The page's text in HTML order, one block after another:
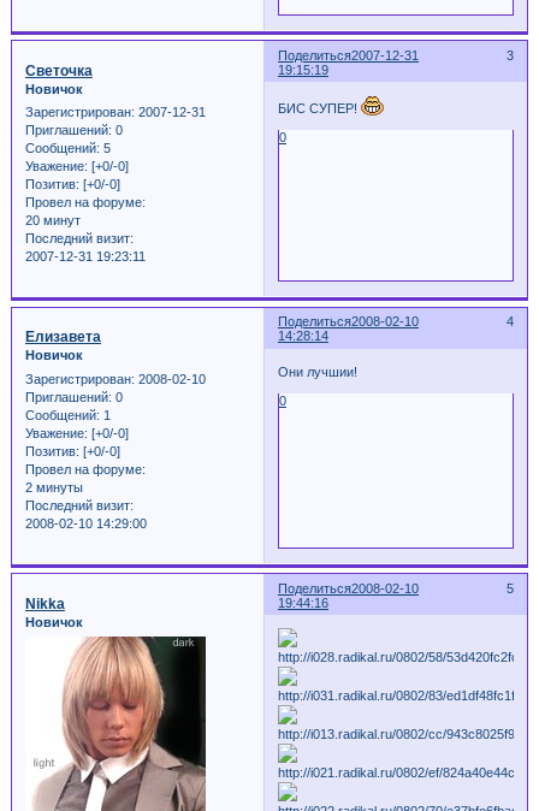
Поделиться 3
2007-12-31
19:15:19
Светочка
Новичок
Зарегистрирован: 2007-12-31
Приглашений: 0
Сообщений: 5
Уважение: [+0/-0]
Позитив: [+0/-0]
Провел на форуме:
20 минут
Последний визит:
2007-12-31 19:23:11
БИС СУПЕР!
0
Поделиться 4
2008-02-10
14:28:14
Елизавета
Новичок
Зарегистрирован: 2008-02-10
Приглашений: 0
Сообщений: 1
Уважение: [+0/-0]
Позитив: [+0/-0]
Провел на форуме:
2 минуты
Последний визит:
2008-02-10 14:29:00
Они лучшии!
0
Поделиться 5
2008-02-10
19:44:16
Nikka
Новичок